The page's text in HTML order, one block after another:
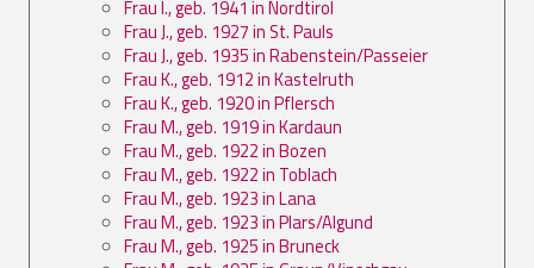
Frau I., geb. 1941 in Nordtirol
Frau J., geb. 1927 in St. Pauls
Frau J., geb. 1935 in Rabenstein/Passeier
Frau K., geb. 1912 in Kastelruth
Frau K., geb. 1920 in Pflersch
Frau M., geb. 1919 in Kardaun
Frau M., geb. 1922 in Bozen
Frau M., geb. 1922 in Toblach
Frau M., geb. 1923 in Lana
Frau M., geb. 1923 in Plars/Algund
Frau M., geb. 1925 in Bruneck